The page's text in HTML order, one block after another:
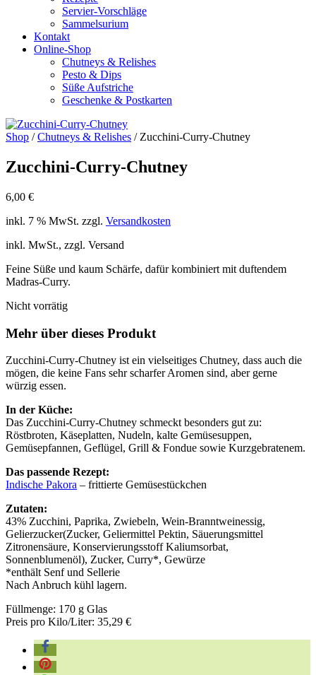
Servier-Vorschläge
Sammelsurium
Kontakt
Online-Shop
Chutneys & Relishes
Pesto & Dips
Süße Aufstriche
Geschenke & Postkarten
Shop /Chutneys & Relishes / Zucchini-Curry-Chutney
Zucchini-Curry-Chutney
6,00 €
inkl. 7 % MwSt. zzgl. Versandkosten
inkl. MwSt., zzgl. Versand
Feine Süße und kaum Schärfe, dafür kombiniert mit duftendem
Madras-Curry.
Nicht vorrätig
Mehr über dieses Produkt
Zucchini-Curry-Chutney ist ein vielseitiges Chutney, dass auch die
mögen, die keine Fans sehr scharfer Aromen sind, aber gerne
würzig essen.
In der Küche:
Das Zucchini-Curry-Chutney schmeckt besonders gut zu:
Röstbroten, Käseplatten, Nudeln, kalte Gemüsesuppen,
Gemüsepfannen, Geflügel, Grill & Fondue sowie Kurzgebratenem.
Das passende Rezept:
Indische Pakora – frittierte Gemüsestückchen
Zutaten:
43% Zucchini, Paprika, Zwiebeln, Wein-Branntweinessig,
Gelierzucker(Zucker, Geliermittel Pektin, Säuerungsmittel
Zitronensäure, Konservierungsstoff Kaliumsorbat,
Sonnenblumenöl), Zucker, Curry*, Gewürze
*enthält Senf und Sellerie
Nach Anbruch kühl lagern.
Füllmenge: 170 g Glas
Preis pro Kilo/Liter: 35,29 €